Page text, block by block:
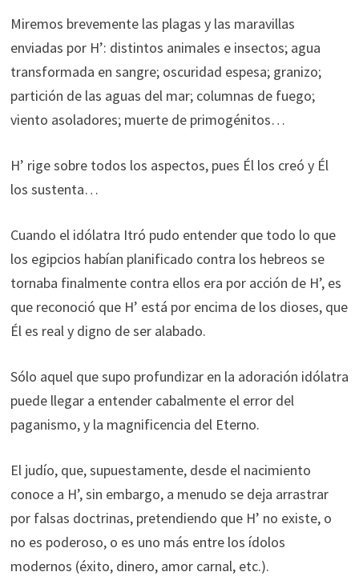
Miremos brevemente las plagas y las maravillas
enviadas por H’: distintos animales e insectos; agua
transformada en sangre; oscuridad espesa; granizo;
partición de las aguas del mar; columnas de fuego;
viento asoladores; muerte de primogénitos…
H’ rige sobre todos los aspectos, pues Él los creó y Él
los sustenta…
Cuando el idólatra Itró pudo entender que todo lo que
los egipcios habían planificado contra los hebreos se
tornaba finalmente contra ellos era por acción de H’, es
que reconoció que H’ está por encima de los dioses, que
Él es real y digno de ser alabado.
Sólo aquel que supo profundizar en la adoración idólatra
puede llegar a entender cabalmente el error del
paganismo, y la magnificencia del Eterno.
El judío, que, supuestamente, desde el nacimiento
conoce a H’, sin embargo, a menudo se deja arrastrar
por falsas doctrinas, pretendiendo que H’ no existe, o
no es poderoso, o es uno más entre los ídolos
modernos (éxito, dinero, amor carnal, etc.).